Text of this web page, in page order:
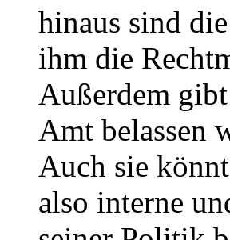
hinaus sind
ihm die
Außerdem
Amt belassen
Auch sie
also interne